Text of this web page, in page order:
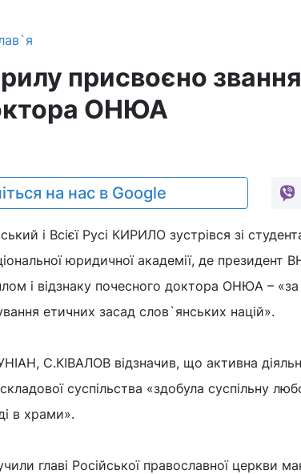
присвоєно звання
ОНЮА
на нас в Google
і Всієї Русі КИРИЛО зустрівся зі
юридичної академії, де президент
і відзнаку почесного доктора ОНЮА – «за
етичних засад слов`янських націй».
С.КІВАЛОВ відзначив, що активна
суспільства «здобула суспільну
в храми».
главі Російської православної церкви